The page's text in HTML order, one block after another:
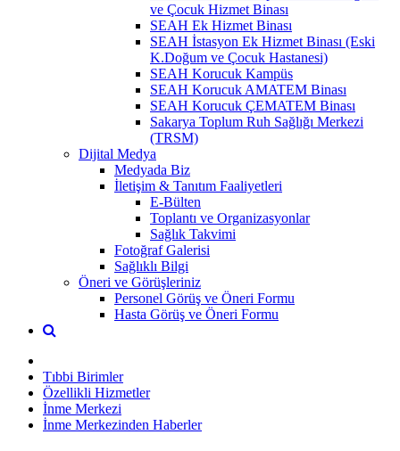
ve Çocuk Hizmet Binası
SEAH Ek Hizmet Binası
SEAH İstasyon Ek Hizmet Binası (Eski
K.Doğum ve Çocuk Hastanesi)
SEAH Korucuk Kampüs
SEAH Korucuk AMATEM Binası
SEAH Korucuk ÇEMATEM Binası
Sakarya Toplum Ruh Sağlığı Merkezi
(TRSM)
Dijital Medya
Medyada Biz
İletişim & Tanıtım Faaliyetleri
E-Bülten
Toplantı ve Organizasyonlar
Sağlık Takvimi
Fotoğraf Galerisi
Sağlıklı Bilgi
Öneri ve Görüşleriniz
Personel Görüş ve Öneri Formu
Hasta Görüş ve Öneri Formu
Tıbbi Birimler
Özellikli Hizmetler
İnme Merkezi
İnme Merkezinden Haberler